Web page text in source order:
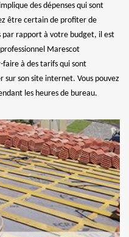
des dépenses qui sont
être certain de profiter de
par rapport à votre budget, il est
Marescot
faire à des tarifs qui sont
sur son site internet. Vous pouvez
les heures de bureau.